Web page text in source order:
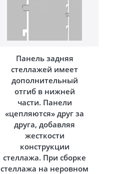
Панель задняя
стеллажей имеет
дополнительный
отгиб в нижней
части. Панели
«цепляются» друг за
друга, добавляя
жесткости
конструкции
стеллажа. При сборке
стеллажа на неровном